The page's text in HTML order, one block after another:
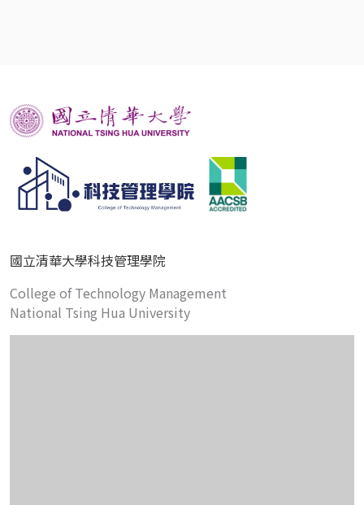
國立清華大學科技管理學院
College of Technology Management
National Tsing Hua University